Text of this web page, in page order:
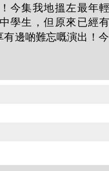
今集我地搵左最年
學生，但原來已經
有邊啲難忘嘅演出！